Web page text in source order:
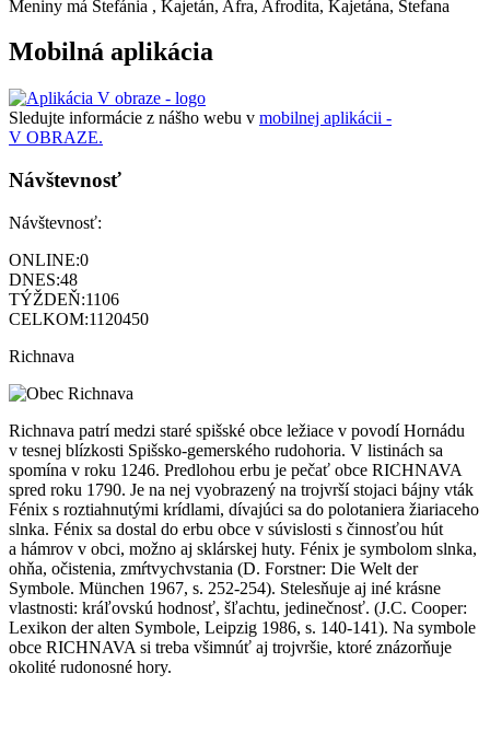
Meniny má Štefánia , Kajetán, Afra, Afrodita, Kajetána, Štefana
Mobilná aplikácia
Sledujte informácie z nášho webu v mobilnej aplikácii -
V OBRAZE.
Návštevnosť
Návštevnosť:
ONLINE:0
DNES:48
TÝŽDEŇ:1106
CELKOM:1120450
Richnava
Richnava patrí medzi staré spišské obce ležiace v povodí Hornádu
v tesnej blízkosti Spišsko-gemerského rudohoria. V listinách sa
spomína v roku 1246. Predlohou erbu je pečať obce RICHNAVA
spred roku 1790. Je na nej vyobrazený na trojvrší stojaci bájny vták
Fénix s roztiahnutými krídlami, dívajúci sa do polotaniera žiariaceho
slnka. Fénix sa dostal do erbu obce v súvislosti s činnosťou hút
a hámrov v obci, možno aj sklárskej huty. Fénix je symbolom slnka,
ohňa, očistenia, zmŕtvychvstania (D. Forstner: Die Welt der
Symbole. München 1967, s. 252-254). Stelesňuje aj iné krásne
vlastnosti: kráľovskú hodnosť, šľachtu, jedinečnosť. (J.C. Cooper:
Lexikon der alten Symbole, Leipzig 1986, s. 140-141). Na symbole
obce RICHNAVA si treba všimnúť aj trojvršie, ktoré znázorňuje
okolité rudonosné hory.